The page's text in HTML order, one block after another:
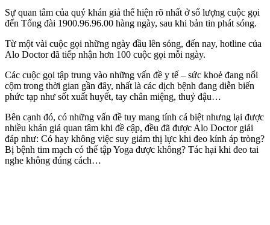
Sự quan tâm của quý khán giả thể hiện rõ nhất ở số lượng cuộc gọi
đến Tổng đài 1900.96.96.00 hàng ngày, sau khi bản tin phát sóng.
Từ một vài cuộc gọi những ngày đầu lên sóng, đến nay, hotline của
Alo Doctor đã tiếp nhận hơn 100 cuộc gọi mỗi ngày.
Các cuộc gọi tập trung vào những vấn đề y tế – sức khoẻ đang nổi
cộm trong thời gian gần đây, nhất là các dịch bệnh đang diễn biến
phức tạp như sốt xuất huyết, tay chân miệng, thuỷ đậu…
Bên cạnh đó, có những vấn đề tuy mang tính cá biệt nhưng lại được
nhiều khán giả quan tâm khi đề cập, đều đã được Alo Doctor giải
đáp như: Có hay không việc suy giảm thị lực khi đeo kính áp tròng?
Bị bệnh tim mạch có thể tập Yoga được không? Tác hại khi đeo tai
nghe không đúng cách…